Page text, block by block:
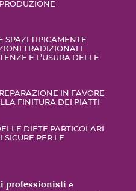
SPAZI TIPICAMENTE
TRADIZIONALI
IN FAVORE
FINITURA DEI PIATTI
DIETE PARTICOLARI
PER LE
professionisti e